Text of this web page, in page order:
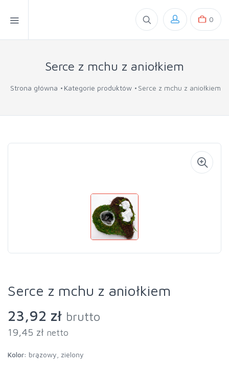
0
Serce z mchu z aniołkiem
Strona główna Kategorie produktów Serce z mchu z aniołkiem
Serce z mchu z aniołkiem
23,92 zł brutto
19,45 zł netto
Kolor: brązowy, zielony